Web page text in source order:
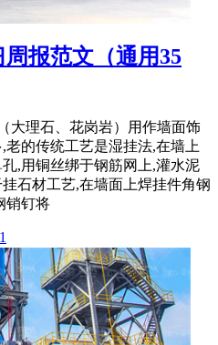
报范文（通用35
大理石、花岗岩）用作墙面饰
的传统工艺是湿挂法,在墙上
,用铜丝绑于钢筋网上,灌水泥
石材工艺,在墙面上焊挂件角钢
销钉将